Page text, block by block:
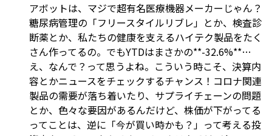
アボットは、マジで超有名医療機器メーカーじゃん？
糖尿病管理の「フリースタイルリブレ」とか、検査診
断薬とか、私たちの健康を支えるハイテク製品をたく
さん作ってるの。でもYTDはまさかの**-32.6%**…
え、なんで？って思うよね。こういう時こそ、決算内
容とかニュースをチェックするチャンス！コロナ関連
製品の需要が落ち着いたり、サプライチェーンの問題
とか、色々な要因があるんだけど、株価が下がってる
ってことは、逆に「今が買い時かも？」って考える投